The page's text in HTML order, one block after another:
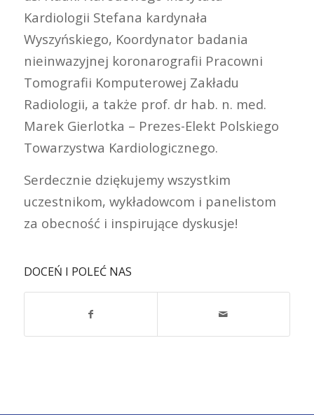
Kardiologii Stefana kardynała
Wyszyńskiego, Koordynator badania
nieinwazyjnej koronarografii Pracowni
Tomografii Komputerowej Zakładu
Radiologii, a także prof. dr hab. n. med.
Marek Gierlotka – Prezes-Elekt Polskiego
Towarzystwa Kardiologicznego.
Serdecznie dziękujemy wszystkim
uczestnikom, wykładowcom i panelistom
za obecność i inspirujące dyskusje!
DOCEŃ I POLEĆ NAS